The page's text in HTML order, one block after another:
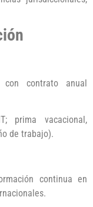
contrato anual
prima vacacional,
de trabajo).
continua en